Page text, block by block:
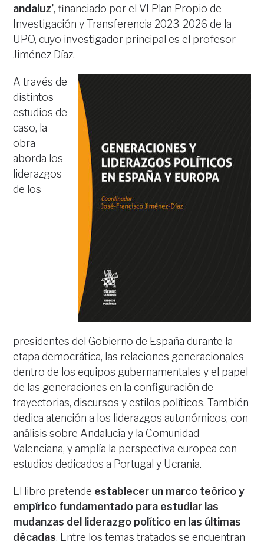
andaluz’, financiado por el VI Plan Propio de
Investigación y Transferencia 2023-2026 de la
UPO, cuyo investigador principal es el profesor
Jiménez Díaz.
A través de
distintos
estudios de
caso, la
obra
aborda los
liderazgos
de los
presidentes del Gobierno de España durante la
etapa democrática, las relaciones generacionales
dentro de los equipos gubernamentales y el papel
de las generaciones en la configuración de
trayectorias, discursos y estilos políticos. También
dedica atención a los liderazgos autonómicos, con
análisis sobre Andalucía y la Comunidad
Valenciana, y amplía la perspectiva europea con
estudios dedicados a Portugal y Ucrania.
El libro pretende establecer un marco teórico y
empírico fundamentado para estudiar las
mudanzas del liderazgo político en las últimas
décadas. Entre los temas tratados se encuentran